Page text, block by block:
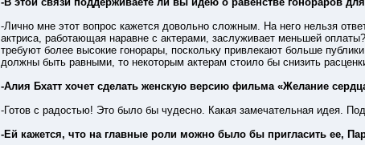
-Лично мне этот вопрос кажется довольно сложным. На него нельзя
актриса, работающая наравне с актерами, заслуживает меньшей
требуют более высокие гонорары, поскольку привлекают больше
должны быть равными, то некоторым актерам стоило бы снизить
-Алия Бхатт хочет сделать женскую версию фильма «Желание
-Готов с радостью! Это было бы чудесно. Какая замечательная идея.
-Ей кажется, что на главные роли можно было бы пригласить ее,